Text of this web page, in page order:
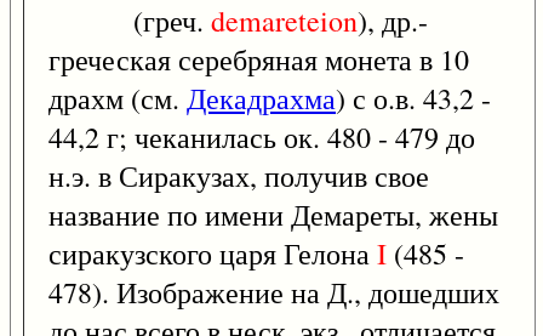
(греч. demareteion), др.-
греческая серебряная монета в 10
драхм (см. Декадрахма) с о.в. 43,2 -
44,2 г; чеканилась ок. 480 - 479 до
н.э. в Сиракузах, получив свое
название по имени Демареты, жены
сиракузского царя ГелонаI (485 -
478). Изображение на Д., дошедших